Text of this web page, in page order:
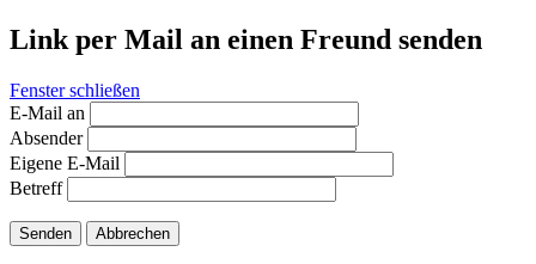
Link per Mail an einen Freund senden
Fenster schließen
E-Mail an
Absender
Eigene E-Mail
Betreff
Senden Abbrechen